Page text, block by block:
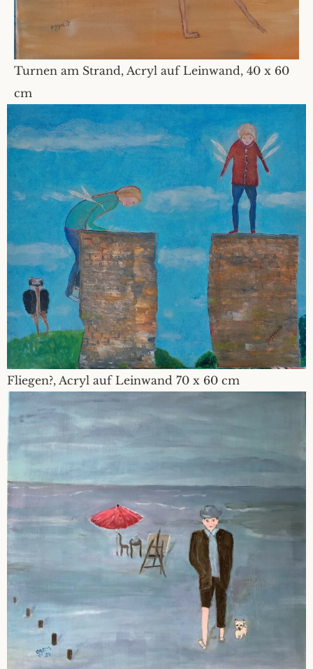
Turnen am Strand, Acryl auf Leinwand, 40 x 60
cm
Fliegen?, Acryl auf Leinwand 70 x 60 cm